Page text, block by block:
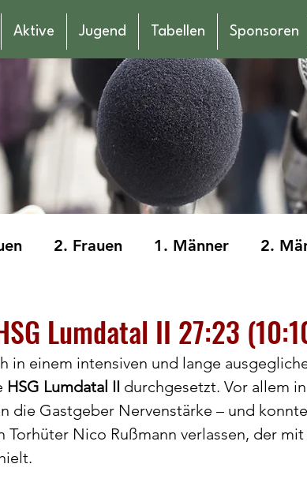
Aktive Jugend Tabellen Sponsoren
2. Frauen 1. Männer 2.
Allgemein
Lumdatal II 27:23
in einem intensiven und lange
HSG Lumdatal II durchgesetzt. Vor allem
die Gastgeber Nervenstärke – und
Torhüter Nico Rußmann verlassen, der